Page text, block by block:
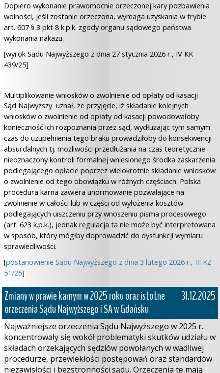
Dopiero wykonanie prawomocnie orzeczonej kary pozbawienia
wolności, jeśli zostanie orzeczona, wymaga uzyskania w trybie
art. 607 § 3 pkt 8 k.p.k. zgody organu sądowego państwa
wykonania nakazu.
[wyrok Sądu Najwyższego z dnia 27 stycznia 2026 r., IV KK
439/25]
Multiplikowanie wniosków o zwolnienie od opłaty od kasacji
Sąd Najwyższy uznał, że przyjęcie, iż składanie kolejnych
wniosków o zwolnienie od opłaty od kasacji powodowałoby
konieczność ich rozpoznania przez sąd, wydłużając tym samym
czas do uzupełnienia tego braku prowadziłoby do konsekwencji
absurdalnych tj. możliwości przedłużania na czas teoretycznie
nieoznaczony kontroli formalnej wniesionego środka zaskarżenia
podlegającego opłacie poprzez wielokrotnie składanie wniosków
o zwolnienie od tego obowiązku w różnych częściach. Polska
procedura karna zawiera unormowanie pozwalające na
zwolnienie w całości lub w części od wyłożenia kosztów
podlegających uiszczeniu przy wnoszeniu pisma procesowego
(art. 623 k.p.k.), jednak regulacja ta nie może być interpretowana
w sposób, który mógłby doprowadzić do dysfunkcji wymiaru
sprawiedliwości.
[postanowienie Sądu Najwyższego z dnia 3 lutego 2026 r., III KZ
51/25]
Zmiany w prawie karnym w 2025 roku oraz istotne
orzeczenia Sądu Najwyższego i SA w Gdańsku
31.12.2025
Najważniejsze orzeczenia Sądu Najwyższego w 2025 r.
koncentrowały się wokół problematyki skutków udziału w
składach orzekających sędziów powołanych w wadliwej
procedurze, przewlekłości postępowań oraz standardów
niezawisłości i bezstronności sądu. Orzeczenia te mają